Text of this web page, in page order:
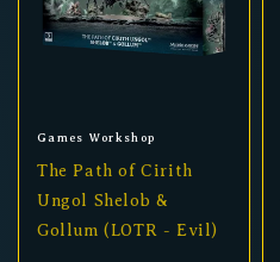
Anbieter:
Games Workshop
The Path of Cirith
Ungol Shelob &
Gollum (LOTR - Evil)